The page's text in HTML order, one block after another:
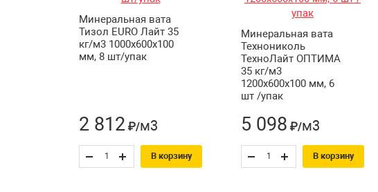
Минеральная вата
Тизол EURO Лайт 35
кг/м3 1000х600х100
мм, 8 шт/упак
2 812 ₽/м3
В корзину
Минеральная вата
Технониколь
ТехноЛайт ОПТИМА
35 кг/м3
1200х600х100 мм, 6
шт /упак
5 098 ₽/м3
В корзину